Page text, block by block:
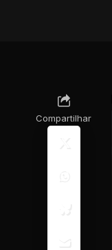
Compartilhar